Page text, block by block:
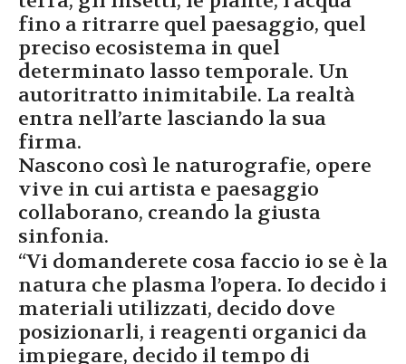
fino a ritrarre quel paesaggio, quel
preciso ecosistema in quel
determinato lasso temporale. Un
autoritratto inimitabile. La realtà
entra nell’arte lasciando la sua
firma.
Nascono così le naturografie, opere
vive in cui artista e paesaggio
collaborano, creando la giusta
sinfonia.
“Vi domanderete cosa faccio io se è la
natura che plasma l’opera. Io decido i
materiali utilizzati, decido dove
posizionarli, i reagenti organici da
impiegare, decido il tempo di